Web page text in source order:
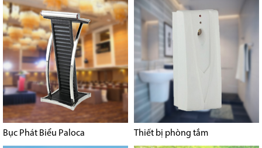
Bục Phát Biểu Paloca Thiết bị phòng tắm